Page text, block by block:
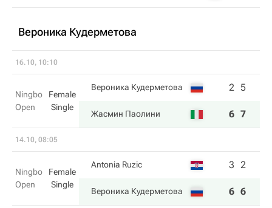
Вероника Кудерметова
16.10, 10:10
Ningbo
Open
Female
Single
Вероника Кудерметова 2 5
Жасмин Паолини 6 7
14.10, 08:05
Ningbo
Open
Female
Single
Antonia Ruzic 3 2
Вероника Кудерметова 6 6